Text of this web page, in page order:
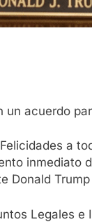
acuerdo
a
inmediato
Donald
Legales e